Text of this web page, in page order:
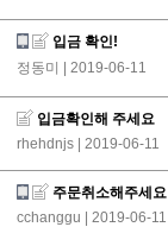
입금 확인!
정동미
| 2019-06-11
입금확인해 주세요
rhehdnjs
| 2019-06-11
주문취소해주세요
cchanggu
| 2019-06-11